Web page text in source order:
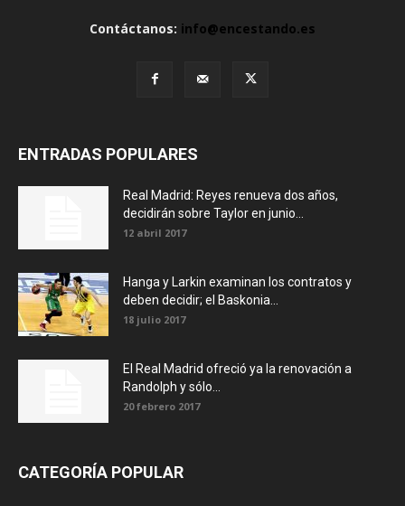
Contáctanos: info@encestando.es
ENTRADAS POPULARES
Real Madrid: Reyes renueva dos años,
decidirán sobre Taylor en junio...
12 abril 2017
Hanga y Larkin examinan los contratos y
deben decidir; el Baskonia...
18 julio 2017
El Real Madrid ofreció ya la renovación a
Randolph y sólo...
20 febrero 2017
CATEGORÍA POPULAR